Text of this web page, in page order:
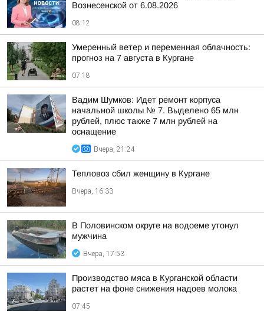
Вознесенской от 6.08.2026
08:12
Умеренный ветер и переменная облачность:
прогноз на 7 августа в Кургане
07:18
Вадим Шумков: Идет ремонт корпуса
начальной школы № 7. Выделено 65 млн
рублей, плюс также 7 млн рублей на
оснащение
Вчера, 21:24
Тепловоз сбил женщину в Кургане
Вчера, 16:33
В Половинском округе на водоеме утонул
мужчина
Вчера, 17:53
Производство мяса в Курганской области
растет на фоне снижения надоев молока
07:45